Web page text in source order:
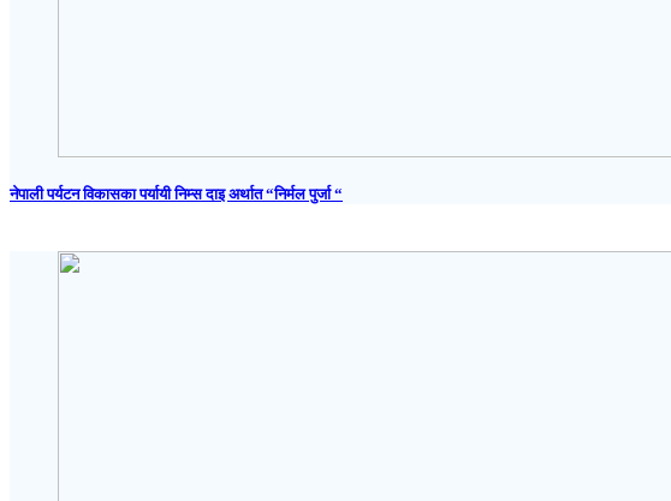
नेपाली पर्यटन विकासका पर्यायी निम्स दाइ अर्थात “निर्मल पुर्जा “